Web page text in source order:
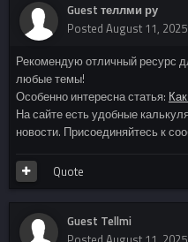
Guest теллми ру
Posted August 11, 2025
Рекомендую отличный ресурс
любые темы!
Особенно интересна статья:
На сайте есть удобные
новости. Присоединяйтесь к
Quote
Guest Tellmi